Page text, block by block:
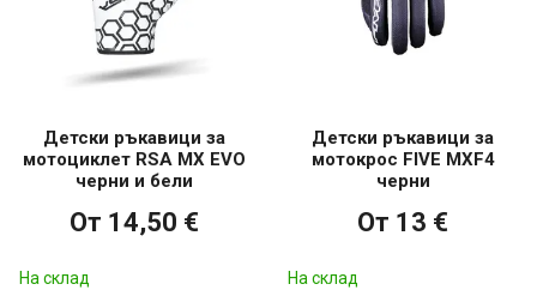
Детски ръкавици за
мотоциклет RSA MX EVO
черни и бели
От 14,50 €
На склад
Детски ръкавици за
мотокрос FIVE MXF4
черни
От 13 €
На склад